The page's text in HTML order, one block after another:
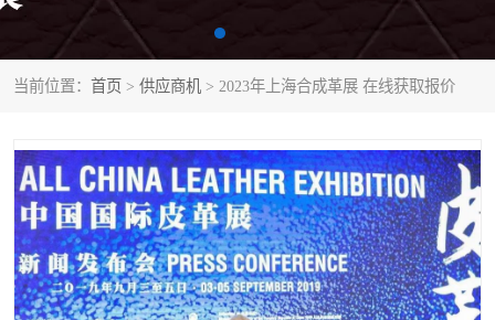
当前位置： 首页 > 供应商机 > 2023年上海合成革展 在线获取报价